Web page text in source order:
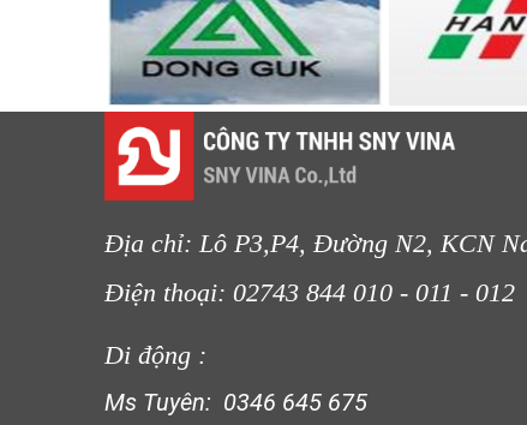
LƯỚI NUÔI TRỒNG HẢI SẢN
LƯỚI CHẮN GIÓ
LƯỚI CHE NẮNG
Địa chỉ: Lô P3,P4, Đường N2, KCN
Điện thoại: 02743 844 010 - 011
Di động :
Ms Tuyên: 0346 645 675